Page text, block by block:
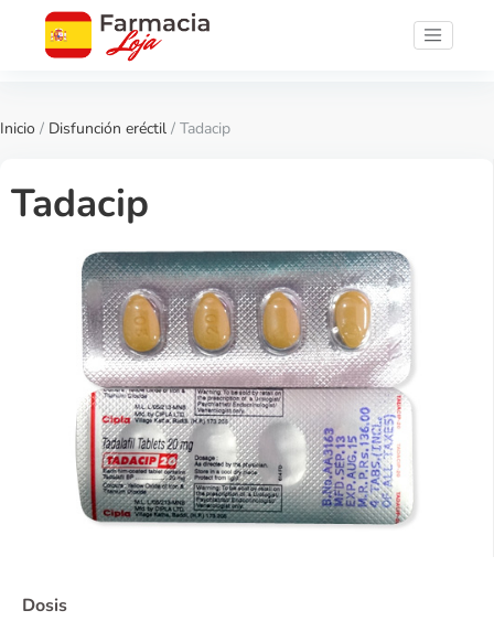
Inicio / Disfunción eréctil / Tadacip
Tadacip
Dosis